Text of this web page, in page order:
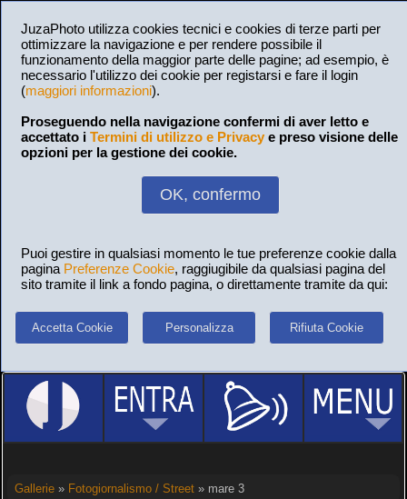
JuzaPhoto utilizza cookies tecnici e cookies di terze parti per
ottimizzare la navigazione e per rendere possibile il
funzionamento della maggior parte delle pagine; ad esempio, è
necessario l'utilizzo dei cookie per registarsi e fare il login
(maggiori informazioni).
Proseguendo nella navigazione confermi di aver letto e
accettato i Termini di utilizzo e Privacy e preso visione delle
opzioni per la gestione dei cookie.
OK, confermo
Puoi gestire in qualsiasi momento le tue preferenze cookie dalla
pagina Preferenze Cookie, raggiugibile da qualsiasi pagina del
sito tramite il link a fondo pagina, o direttamente tramite da qui:
Accetta Cookie Personalizza Rifiuta Cookie
Gallerie» Fotogiornalismo / Street» mare 3